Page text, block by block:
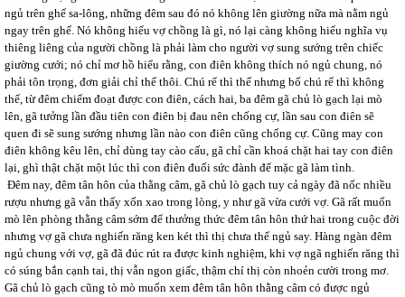
ngủ trên ghế sa-lông, những đêm sau đó nó không lên giường nữa mà nằm ngủ
ngay trên ghế. Nó không hiểu vợ chồng là gì, nó lại càng không hiểu nghĩa vụ
thiêng liêng của người chồng là phải làm cho người vợ sung sướng trên chiếc
giường cưới; nó chỉ mơ hồ hiểu rằng, con điên không thích nó ngủ chung, nó
phải tôn trọng, đơn giải chỉ thế thôi. Chú rể thì thế nhưng bố chú rể thì không
thế, từ đêm chiếm đoạt được con điên, cách hai, ba đêm gã chủ lò gạch lại mò
lên, gã tưởng lần đầu tiên con điên bị đau nên chống cự, lần sau con điên sẽ
quen đi sẽ sung sướng nhưng lần nào con điên cũng chống cự. Cũng may con
điên không kêu lên, chỉ dùng tay cào cấu, gã chỉ cần khoá chặt hai tay con điên
lại, ghì thật chặt một lúc thì con điên đuối sức đành để mặc gã làm tình.
Đêm nay, đêm tân hôn của thằng câm, gã chủ lò gạch tuy cả ngày đã nốc nhiều
rượu nhưng gã vẫn thấy xốn xao trong lòng, y như gã vừa cưới vợ. Gã rất muốn
mò lên phòng thằng câm sớm để thưởng thức đêm tân hôn thứ hai trong cuộc đời
nhưng vợ gã chưa nghiến răng ken két thì thị chưa thể ngủ say. Hàng ngàn đêm
ngủ chung với vợ, gã đã đúc rút ra được kinh nghiệm, khi vợ ngã nghiến răng thì
có súng bắn cạnh tai, thị vẫn ngon giấc, thậm chí thị còn nhoẻn cười trong mơ.
Gã chủ lò gạch cũng tò mò muốn xem đêm tân hôn thằng câm có được ngủ